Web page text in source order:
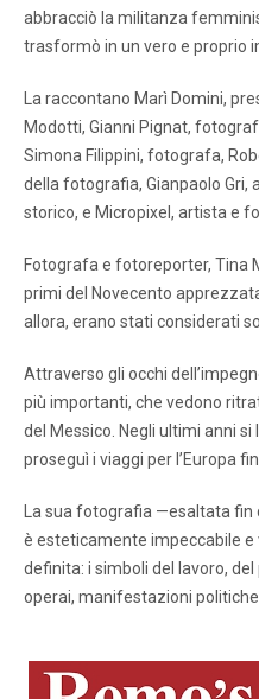
abbracciò la militanza
trasformò in un vero e proprio
La raccontano Marì Domini,
Modotti, Gianni Pignat,
Simona Filippini, fotografa,
della fotografia, Gianpaolo Gri,
storico, e Micropixel, artista e
Fotografa e fotoreporter, Tina
primi del Novecento
allora, erano stati considerati
Attraverso gli occhi
più importanti, che vedono
del Messico. Negli ultimi anni
proseguì i viaggi per l’Europa
La sua fotografia —esaltata
è esteticamente impeccabile e
definita: i simboli del lavoro,
operai, manifestazioni politiche